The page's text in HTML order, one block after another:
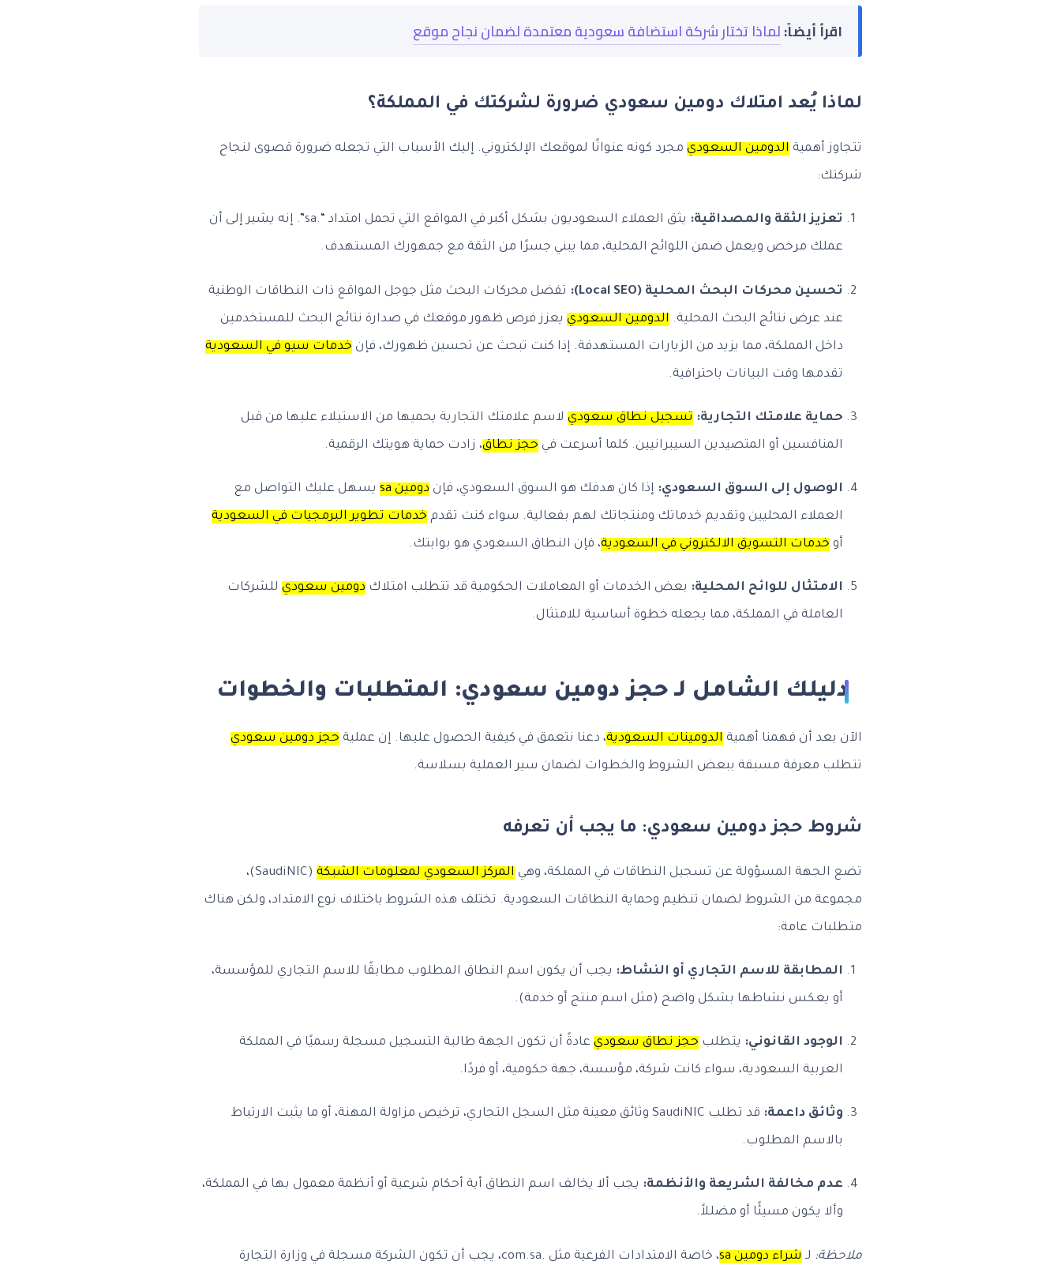
اقرأ أيضاً:لماذا تختار شركة استضافة سعودية معتمدة لضمان نجاح موقع
لماذا يُعد امتلاك دومين سعودي ضرورة لشركتك في المملكة؟
تتجاوز أهمية الدومين السعودي مجرد كونه عنوانًا لموقعك الإلكتروني. إليك الأسباب التي تجعله ضرورة قصوى لنجاح
شركتك:
تعزيز الثقة والمصداقية: يثق العملاء السعوديون بشكل أكبر في المواقع التي تحمل امتداد “.sa”. إنه يشير إلى أن
عملك مرخص ويعمل ضمن اللوائح المحلية، مما يبني جسرًا من الثقة مع جمهورك المستهدف.
تحسين محركات البحث المحلية (Local SEO): تفضل محركات البحث مثل جوجل المواقع ذات النطاقات الوطنية
عند عرض نتائج البحث المحلية. الدومين السعودي يعزز فرص ظهور موقعك في صدارة نتائج البحث للمستخدمين
داخل المملكة، مما يزيد من الزيارات المستهدفة. إذا كنت تبحث عن تحسين ظهورك، فإن خدمات سيو في السعودية
تقدمها وقت البيانات باحترافية.
حماية علامتك التجارية: تسجيل نطاق سعودي لاسم علامتك التجارية يحميها من الاستيلاء عليها من قبل
المنافسين أو المتصيدين السيبرانيين. كلما أسرعت في حجز نطاق، زادت حماية هويتك الرقمية.
الوصول إلى السوق السعودي: إذا كان هدفك هو السوق السعودي، فإن دومين sa يسهل عليك التواصل مع
العملاء المحليين وتقديم خدماتك ومنتجاتك لهم بفعالية. سواء كنت تقدم خدمات تطوير البرمجيات في السعودية
أو خدمات التسويق الالكتروني في السعودية، فإن النطاق السعودي هو بوابتك.
الامتثال للوائح المحلية: بعض الخدمات أو المعاملات الحكومية قد تتطلب امتلاك دومين سعودي للشركات
العاملة في المملكة، مما يجعله خطوة أساسية للامتثال.
دليلك الشامل لـ حجز دومين سعودي: المتطلبات والخطوات
الآن بعد أن فهمنا أهمية الدومينات السعودية، دعنا نتعمق في كيفية الحصول عليها. إن عملية حجز دومين سعودي
تتطلب معرفة مسبقة ببعض الشروط والخطوات لضمان سير العملية بسلاسة.
شروط حجز دومين سعودي: ما يجب أن تعرفه
تضع الجهة المسؤولة عن تسجيل النطاقات في المملكة، وهي المركز السعودي لمعلومات الشبكة (SaudiNIC)،
مجموعة من الشروط لضمان تنظيم وحماية النطاقات السعودية. تختلف هذه الشروط باختلاف نوع الامتداد، ولكن هناك
متطلبات عامة:
المطابقة للاسم التجاري أو النشاط: يجب أن يكون اسم النطاق المطلوب مطابقًا للاسم التجاري للمؤسسة،
أو يعكس نشاطها بشكل واضح (مثل اسم منتج أو خدمة).
الوجود القانوني: يتطلب حجز نطاق سعودي عادةً أن تكون الجهة طالبة التسجيل مسجلة رسميًا في المملكة
العربية السعودية، سواء كانت شركة، مؤسسة، جهة حكومية، أو فردًا.
وثائق داعمة: قد تطلب SaudiNIC وثائق معينة مثل السجل التجاري، ترخيص مزاولة المهنة، أو ما يثبت الارتباط
بالاسم المطلوب.
عدم مخالفة الشريعة والأنظمة: يجب ألا يخالف اسم النطاق أية أحكام شرعية أو أنظمة معمول بها في المملكة،
وألا يكون مسيئًا أو مضللاً.
ملاحظة: لـ شراء دومين sa ، خاصة الامتدادات الفرعية مثل .com.sa، يجب أن تكون الشركة مسجلة في وزارة التجارة